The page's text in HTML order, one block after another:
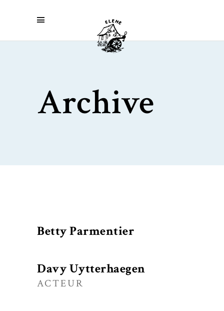
Archive
Betty Parmentier
Davy Uytterhaegen
ACTEUR